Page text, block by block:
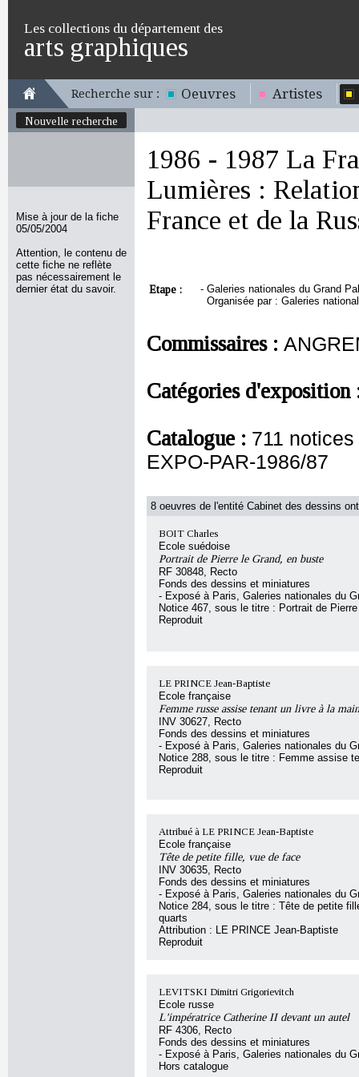
Les collections du département des
arts graphiques
Recherche sur : Oeuvres Artistes
Nouvelle recherche
Mise à jour de la fiche
05/05/2004
Attention, le contenu de
cette fiche ne reflète
pas nécessairement le
dernier état du savoir.
1986 - 1987 La
Lumières :
France et de la
Etape : - Galeries nationales du Grand
Organisée par : Galeries
Commissaires :
Catégories
Catalogue : 711
EXPO-PAR-1986/87
8 oeuvres de l'entité Cabinet des dessins
BOIT Charles
Ecole suédoise
Portrait de Pierre le Grand, en buste
RF 30848, Recto
Fonds des dessins et miniatures
- Exposé à Paris, Galeries nationales du
Notice 467, sous le titre : Portrait de
Reproduit
LE PRINCE Jean-Baptiste
Ecole française
Femme russe assise tenant un livre à la main
INV 30627, Recto
Fonds des dessins et miniatures
- Exposé à Paris, Galeries nationales du
Notice 288, sous le titre : Femme assise
Reproduit
Attribué à LE PRINCE Jean-Baptiste
Ecole française
Tête de petite fille, vue de face
INV 30635, Recto
Fonds des dessins et miniatures
- Exposé à Paris, Galeries nationales du
Notice 284, sous le titre : Tête de petite
quarts
Attribution : LE PRINCE Jean-Baptiste
Reproduit
LEVITSKI Dimitri Grigorievitch
Ecole russe
L'impératrice Catherine II devant un autel
RF 4306, Recto
Fonds des dessins et miniatures
- Exposé à Paris, Galeries nationales du
Hors catalogue